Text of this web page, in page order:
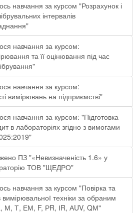
навчання за курсом "Розрахунок і
інтервалів
навчання за курсом:
та її оцінювання під час
навчання за курсом:
вимірювань на підприємстві"
навчання за курсом: "Підготовка
в лабораторіях згідно з вимогами
ПЗ "«Невизначеність 1.6» у
ТОВ "ЩЕДРО"
навчання за курсом "Повірка та
вимірювальної техніки за обраним
М, Т, ЕМ, F, РR, ІR, АUV, QМ"